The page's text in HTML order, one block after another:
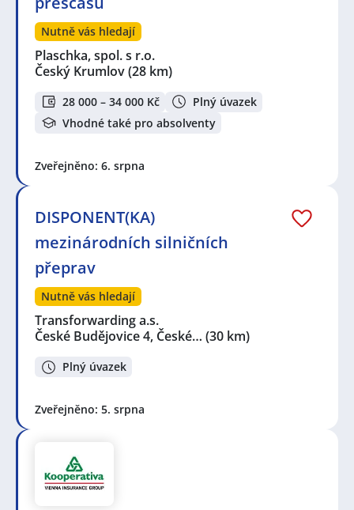
Nutně vás hledají
Plaschka, spol. s r.o.
Český Krumlov(28 km)
28 000 – 34 000 Kč
Plný úvazek
Vhodné také pro absolventy
Zveřejněno: 6. srpna
DISPONENT(KA)
mezinárodních silničních
přeprav
Nutně vás hledají
Transforwarding a.s.
České Budějovice 4, České… (30 km)
Plný úvazek
Zveřejněno: 5. srpna